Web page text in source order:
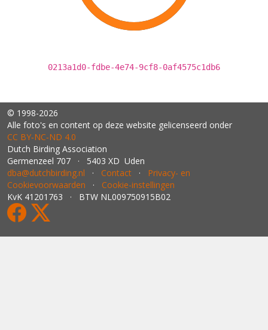
0213a1d0-fdbe-4e74-9cf8-0af4575c1db6
© 1998-2026
Alle foto's en content op deze website gelicenseerd onder
CC BY‑NC‑ND 4.0
Dutch Birding Association
Germenzeel 707 · 5403 XD Uden
dba@dutchbirding.nl · Contact · Privacy- en
Cookievoorwaarden · Cookie-instellingen
KvK 41201763 · BTW NL009750915B02